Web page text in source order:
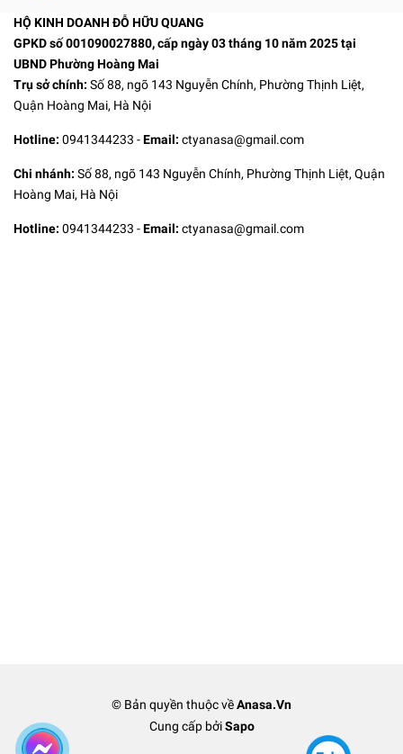
HỘ KINH DOANH ĐỖ HỮU QUANG
GPKD số 001090027880, cấp ngày 03 tháng 10 năm 2025 tại
UBND Phường Hoàng Mai
Trụ sở chính: Số 88, ngõ 143 Nguyễn Chính, Phường Thịnh Liệt,
Quận Hoàng Mai, Hà Nội
Hotline: 0941344233 -Email: ctyanasa@gmail.com
Chi nhánh: Số 88, ngõ 143 Nguyễn Chính, Phường Thịnh Liệt, Quận
Hoàng Mai, Hà Nội
Hotline: 0941344233 -Email: ctyanasa@gmail.com
© Bản quyền thuộc vềAnasa.Vn
Cung cấp bởi Sapo